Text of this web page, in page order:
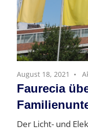
August 18, 2021
Faurecia
Der Licht- und